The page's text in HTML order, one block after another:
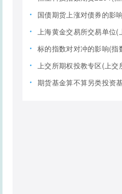
国债期货上涨对债券的影响(国债期货上涨
上海黄金交易所交易单位(上海黄
标的指数对对冲的影响(指
上交所期权投教专区(上交
期货基金算不算另类投资基金(期货基